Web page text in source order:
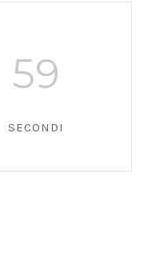
59
SECONDI